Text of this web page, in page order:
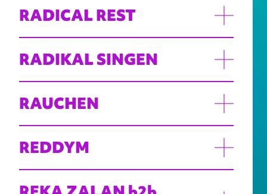
RADICAL REST
RADIKAL SINGEN
RAUCHEN
REDDYM